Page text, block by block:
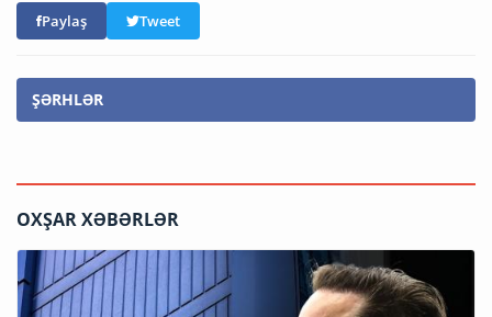
Paylaş Tweet
ŞƏRHLƏR
OXŞAR XƏBƏRLƏR